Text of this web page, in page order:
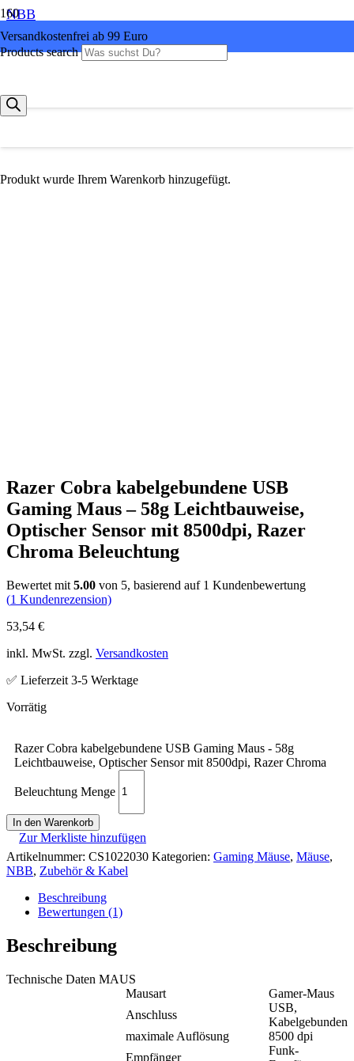
Versandkostenfrei ab 99 Euro
Products search
Produkt wurde Ihrem Warenkorb hinzugefügt.
NBB
Razer Cobra kabelgebundene USB
Gaming Maus – 58g Leichtbauweise,
Optischer Sensor mit 8500dpi, Razer
Chroma Beleuchtung
Bewertet mit 5.00 von 5, basierend auf 1 Kundenbewertung
(1 Kundenrezension)
53,54 €
inkl. MwSt. zzgl. Versandkosten
✅ Lieferzeit 3-5 Werktage
Razer Cobra kabelgebundene USB Gaming Maus - 58g
Leichtbauweise, Optischer Sensor mit 8500dpi, Razer Chroma
Beleuchtung Menge
In den Warenkorb
Zur Merkliste hinzufügen
Artikelnummer: CS1022030 Kategorien: Gaming Mäuse, Mäuse,
NBB, Zubehör & Kabel
Beschreibung
Bewertungen (1)
Beschreibung
Technische Daten MAUS
Mausart
Gamer-Maus
Anschluss
USB,
Kabelgebunden
maximale Auflösung
8500 dpi
Empfänger
Funk-